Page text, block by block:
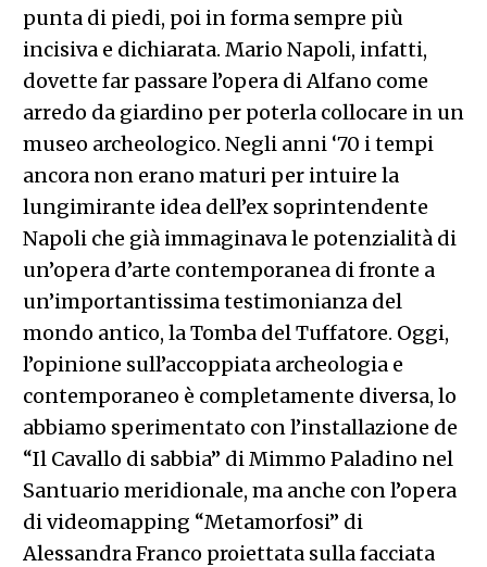
punta di piedi, poi in forma sempre più
incisiva e dichiarata. Mario Napoli, infatti,
dovette far passare l’opera di Alfano come
arredo da giardino per poterla collocare in un
museo archeologico. Negli anni ‘70 i tempi
ancora non erano maturi per intuire la
lungimirante idea dell’ex soprintendente
Napoli che già immaginava le potenzialità di
un’opera d’arte contemporanea di fronte a
un’importantissima testimonianza del
mondo antico, la Tomba del Tuffatore. Oggi,
l’opinione sull’accoppiata archeologia e
contemporaneo è completamente diversa, lo
abbiamo sperimentato con l’installazione de
“Il Cavallo di sabbia” di Mimmo Paladino nel
Santuario meridionale, ma anche con l’opera
di videomapping “Metamorfosi” di
Alessandra Franco proiettata sulla facciata